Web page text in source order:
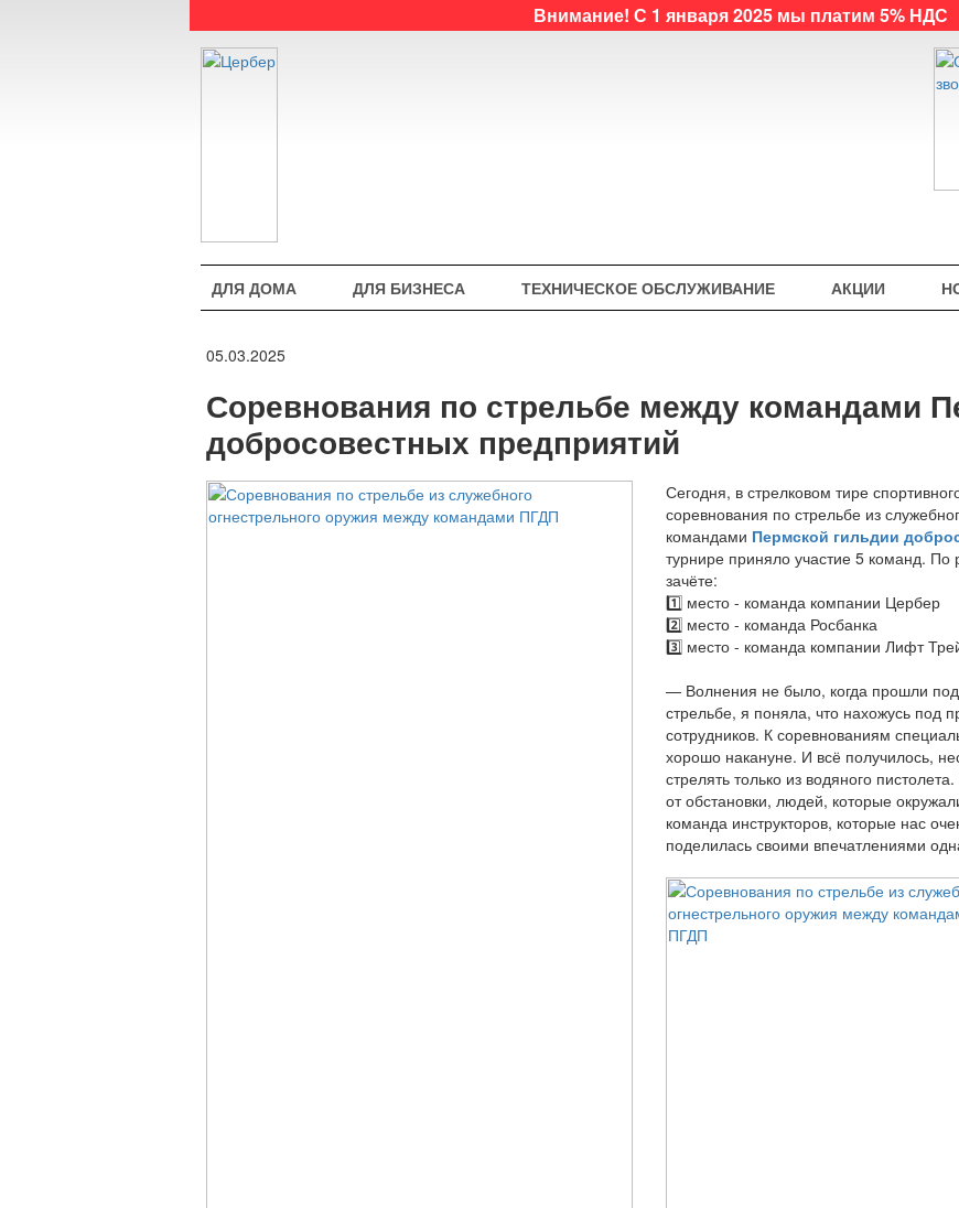
Внимание! С 1 января 2025 мы платим 5% НДС
ДЛЯ ДОМА ДЛЯ БИЗНЕСА ТЕХНИЧЕСКОЕ ОБСЛУЖИВАНИЕ АКЦИИ
05.03.2025
Соревнования по стрельбе между командами
добросовестных предприятий
Сегодня, в стрелковом тире
соревнования по стрельбе из
командами Пермской гильдии
турнире приняло участие 5 команд. По
зачёте:
1️⃣ место - команда компании Цербер
2️⃣ место - команда Росбанка
3️⃣ место - команда компании Лифт
— Волнения не было, когда прошли
стрельбе, я поняла, что нахожусь под
сотрудников. К соревнованиям
хорошо накануне. И всё получилось,
стрелять только из водяного
от обстановки, людей, которые
команда инструкторов, которые нас
поделилась своими впечатлениями